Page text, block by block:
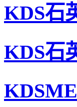
ILSI美国进口
KDS石
KDS石